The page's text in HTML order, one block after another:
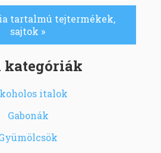
tartalmú tejtermékek,
sajtok »
kategóriák
italok
Gabonák